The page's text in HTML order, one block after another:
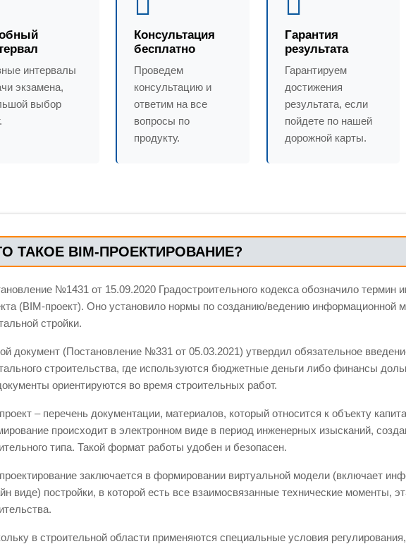
интервалы
экзамена,
выбор
Консультация
бесплатно
Проведем
консультацию и
ответим на все
вопросы по
продукту.
Гарантия
результата
Гарантируем
достижения
результата, если
пойдете по нашей
дорожной карты.
ТАКОЕ BIM-ПРОЕКТИРОВАНИЕ?
№1431 от 15.09.2020 Градостроительного кодекса обозначило термин
(BIM-проект). Оно установило нормы по созданию/ведению информационной
стройки.
документ (Постановление №331 от 05.03.2021) утвердил обязательное
строительства, где используются бюджетные деньги либо финансы
ориентируются во время строительных работ.
– перечень документации, материалов, который относится к объекту
происходит в электронном виде в период инженерных изысканий,
типа. Такой формат работы удобен и безопасен.
заключается в формировании виртуальной модели (включает
виде) постройки, в которой есть все взаимосвязанные технические моменты,
в строительной области применяются специальные условия